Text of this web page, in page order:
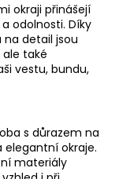
okraji přinášejí
odolnosti. Díky
detail jsou
také
vestu, bundu,
s důrazem na
elegantní okraje.
materiály